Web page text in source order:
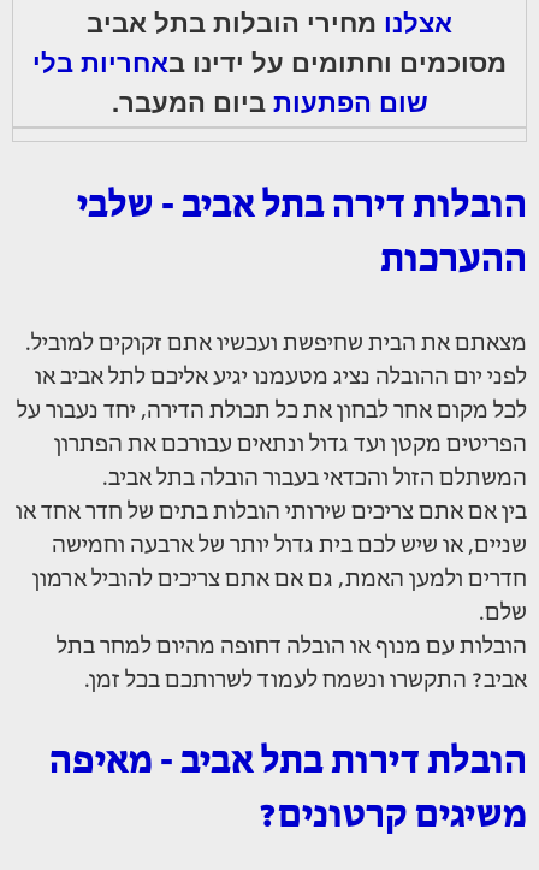
אצלנו מחירי הובלות בתל אביב
מסוכמים וחתומים על ידינו באחריות בלי
שום הפתעותביום המעבר.
הובלות דירה בתל אביב - שלבי
ההערכות
מצאתם את הבית שחיפשת ועכשיו אתם זקוקים למוביל.
לפני יום ההובלה נציג מטעמנו יגיע אליכם לתל אביב או
לכל מקום אחר לבחון את כל תכולת הדירה, יחד נעבור על
הפריטים מקטן ועד גדול ונתאים עבורכם את הפתרון
המשתלם הזול והכדאי בעבור הובלה בתל אביב.
בין אם אתם צריכים שירותי הובלות בתים של חדר אחד או
שניים, או שיש לכם בית גדול יותר של ארבעה וחמישה
חדרים ולמען האמת, גם אם אתם צריכים להוביל ארמון
שלם.
הובלות עם מנוף או הובלה דחופה מהיום למחר בתל
אביב? התקשרו ונשמח לעמוד לשרותכם בכל זמן.
הובלת דירות בתל אביב - מאיפה
משיגים קרטונים?